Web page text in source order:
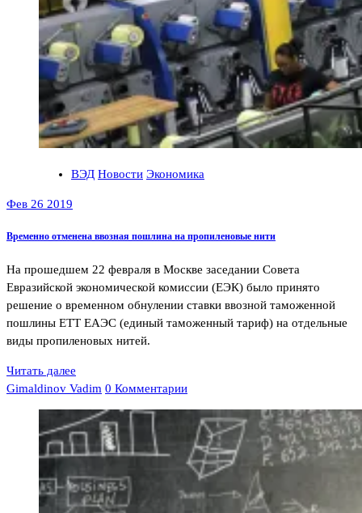
ВЭД Новости Экономика
Фев 26 2019
Временно отменена ввозная пошлина на пропиленовые нити
На прошедшем 22 февраля в Москве заседании Совета
Евразийской экономической комиссии (ЕЭК) было принято
решение о временном обнулении ставки ввозной таможенной
пошлины ЕТТ ЕАЭС (единый таможенный тариф) на отдельные
виды пропиленовых нитей.
Читать далее
Gimaldinov Vadim 0 Комментарии